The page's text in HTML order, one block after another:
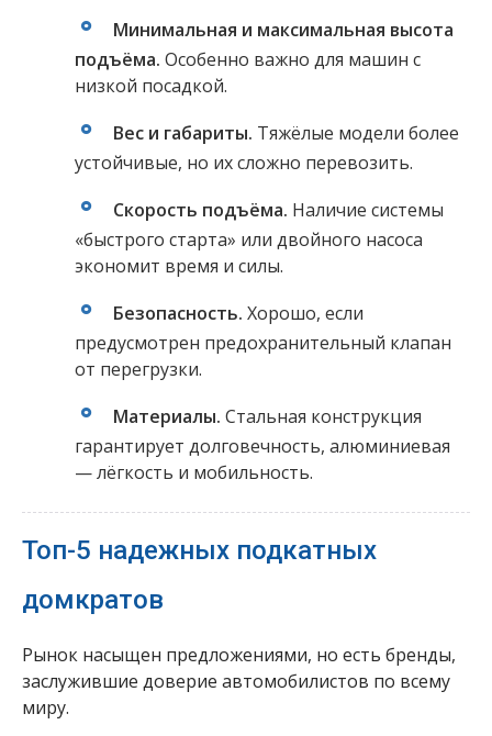
Минимальная и максимальная высота
подъёма. Особенно важно для машин с
низкой посадкой.
Вес и габариты. Тяжёлые модели более
устойчивые, но их сложно перевозить.
Скорость подъёма. Наличие системы
«быстрого старта» или двойного насоса
экономит время и силы.
Безопасность. Хорошо, если
предусмотрен предохранительный клапан
от перегрузки.
Материалы. Стальная конструкция
гарантирует долговечность, алюминиевая
— лёгкость и мобильность.
Топ-5 надежных подкатных
домкратов
Рынок насыщен предложениями, но есть бренды,
заслужившие доверие автомобилистов по всему
миру.